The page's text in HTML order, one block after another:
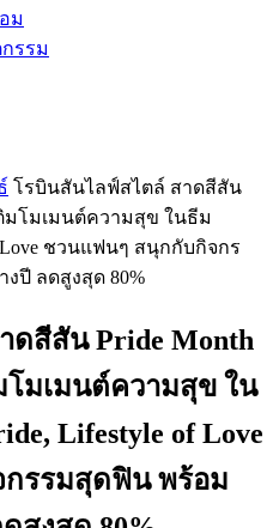
ม
รรม
โรบินสันไลฟ์สไตล์ สาดสีสัน
ติมโมเมนต์ความสุข ในธีม
Love ชวนแฟนๆ สนุกกับกิจกร
ปี ลดสูงสุด 80%
สีสัน Pride Month
โมเมนต์ความสุข ใน
Lifestyle of Love
รรมสุดฟิน พร้อม